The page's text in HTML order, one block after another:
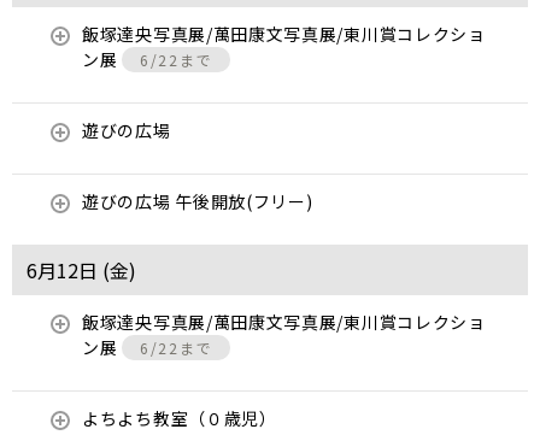
飯塚達央写真展/萬田康文写真展/東川賞コレクショ
ン展
6/22まで
遊びの広場
遊びの広場 午後開放(フリー)
6月12日 (金)
飯塚達央写真展/萬田康文写真展/東川賞コレクショ
ン展
6/22まで
よちよち教室（０歳児）